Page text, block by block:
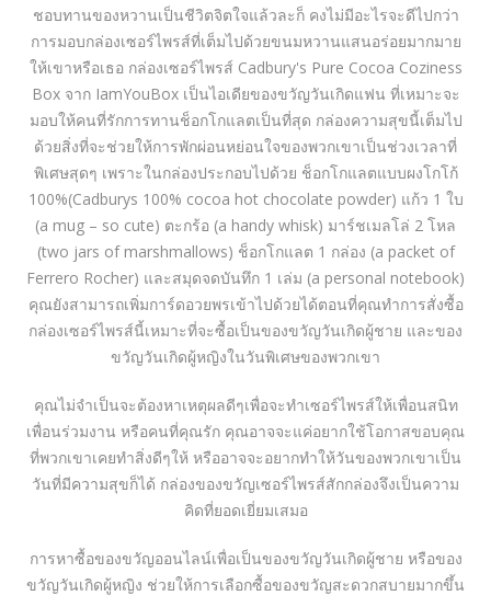
ชอบทานของหวานเป็นชีวิตจิตใจแล้วละก็ คงไม่มีอะไรจะดีไปกว่า
การมอบกล่องเซอร์ไพรส์ที่เต็มไปด้วยขนมหวานแสนอร่อยมากมาย
ให้เขาหรือเธอ กล่องเซอร์ไพรส์ Cadbury's Pure Cocoa Coziness
Box จาก IamYouBox เป็นไอเดียของขวัญวันเกิดแฟน ที่เหมาะจะ
มอบให้คนที่รักการทานช็อกโกแลตเป็นที่สุด กล่องความสุขนี้เต็มไป
ด้วยสิ่งที่จะช่วยให้การพักผ่อนหย่อนใจของพวกเขาเป็นช่วงเวลาที่
พิเศษสุดๆ เพราะในกล่องประกอบไปด้วย ช็อกโกแลตแบบผงโกโก้
100%(Cadburys 100% cocoa hot chocolate powder) แก้ว 1 ใบ
(a mug – so cute) ตะกร้อ (a handy whisk) มาร์ชเมลโล่ 2 โหล
(two jars of marshmallows) ช็อกโกแลต 1 กล่อง (a packet of
Ferrero Rocher) และสมุดจดบันทึก 1 เล่ม (a personal notebook)
คุณยังสามารถเพิ่มการ์ดอวยพรเข้าไปด้วยได้ตอนที่คุณทำการสั่งซื้อ
กล่องเซอร์ไพรส์นี้เหมาะที่จะซื้อเป็นของขวัญวันเกิดผู้ชาย และของ
ขวัญวันเกิดผู้หญิงในวันพิเศษของพวกเขา
คุณไม่จำเป็นจะต้องหาเหตุผลดีๆเพื่อจะทำเซอร์ไพรส์ให้เพื่อนสนิท
เพื่อนร่วมงาน หรือคนที่คุณรัก คุณอาจจะแค่อยากใช้โอกาสขอบคุณ
ที่พวกเขาเคยทำสิ่งดีๆให้ หรืออาจจะอยากทำให้วันของพวกเขาเป็น
วันที่มีความสุขก็ได้ กล่องของขวัญเซอร์ไพรส์สักกล่องจึงเป็นความ
คิดที่ยอดเยี่ยมเสมอ
การหาซื้อของขวัญออนไลน์เพื่อเป็นของขวัญวันเกิดผู้ชาย หรือของ
ขวัญวันเกิดผู้หญิง ช่วยให้การเลือกซื้อของขวัญสะดวกสบายมากขึ้น